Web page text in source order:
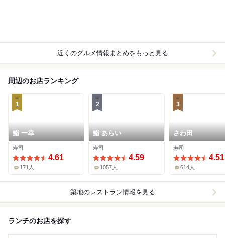
近くのグルメ情報まとめをもっと見る
周辺のお店ランキング
1
鮨 一幸
寿司
4.61
171人
2
鮨 あらい
寿司
4.59
1057人
3
さわ田
寿司
4.51
614人
築地のレストラン情報を見る
ランチのお店を探す